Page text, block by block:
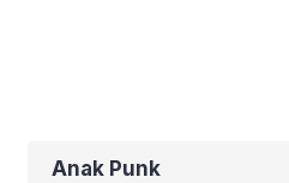
Anak Punk